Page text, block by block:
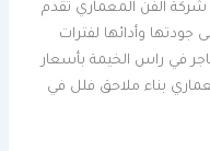
شركة الفن المعماري تقدم
جودتها وأدائها لفترات
في راس الخيمة بأسعار
بناء ملاحق فلل في